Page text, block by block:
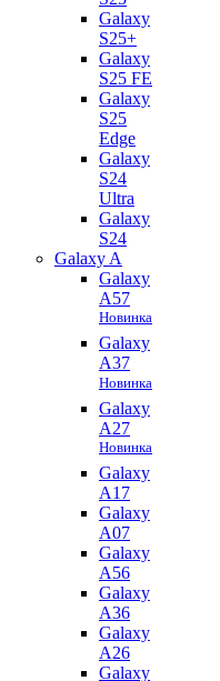
Galaxy
S25+
Galaxy
S25 FE
Galaxy
S25
Edge
Galaxy
S24
Ultra
Galaxy
S24
Galaxy A
Galaxy
A57
Новинка
Galaxy
A37
Новинка
Galaxy
A27
Новинка
Galaxy
A17
Galaxy
A07
Galaxy
A56
Galaxy
A36
Galaxy
A26
Galaxy